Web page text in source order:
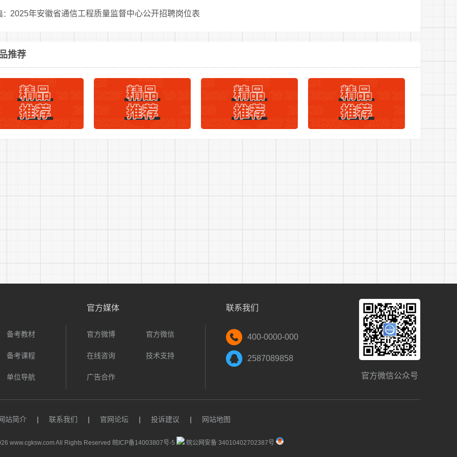
2025年安徽省通信工程质量监督中心公开招聘岗位表
推荐
备考教材
备考课程
单位导航
官方媒体
官方微博 官方微信
在线咨询 技术支持
广告合作
联系我们
400-0000-000
2587089858
官方微信公众号
站简介 | 联系我们 | 官网论坛 | 投诉建议 | 网站地图
www.cgksw.com All Rights Reserved 皖ICP备14003807号-5 皖公网安备 34010402702387号